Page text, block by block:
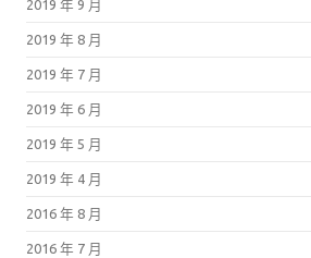
2019 年 9 月
2019 年 8 月
2019 年 7 月
2019 年 6 月
2019 年 5 月
2019 年 4 月
2016 年 8 月
2016 年 7 月